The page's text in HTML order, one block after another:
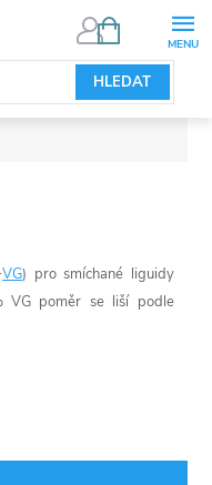
HLEDAT
NÁKUPNÍ
VG) pro smíchané liguidy
VG poměr se liší podle